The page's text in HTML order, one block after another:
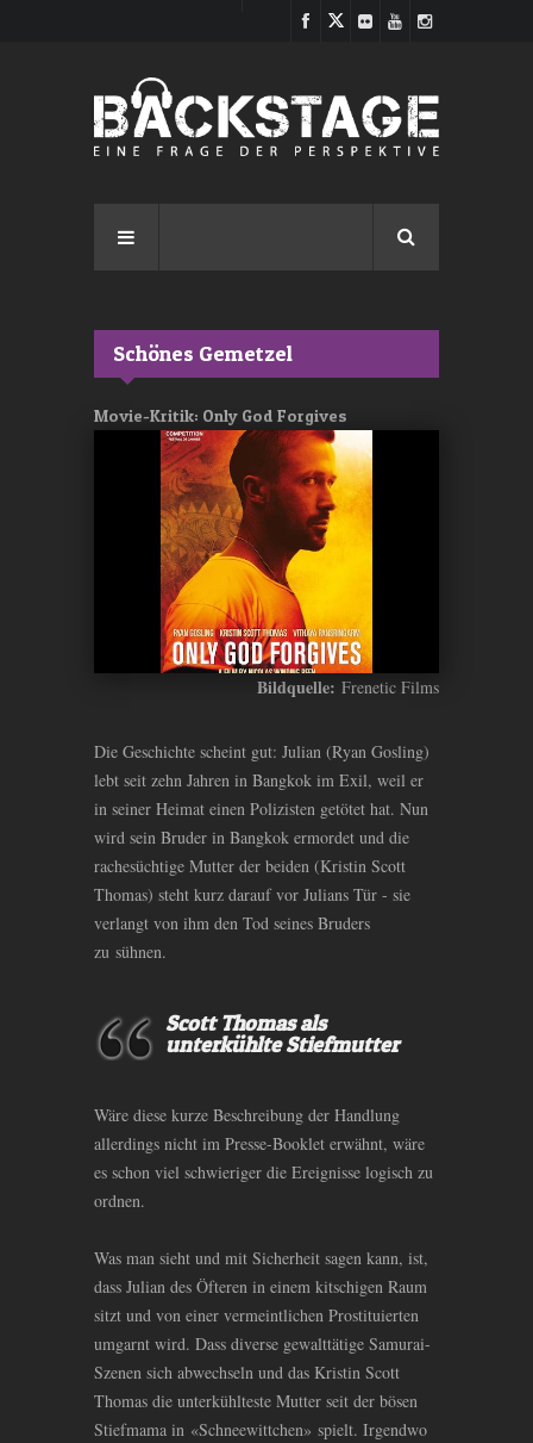
Schönes Gemetzel
Movie-Kritik: Only God Forgives
Bildquelle: Frenetic Films
Die Geschichte scheint gut: Julian (Ryan Gosling)
lebt seit zehn Jahren in Bangkok im Exil, weil er
in seiner Heimat einen Polizisten getötet hat. Nun
wird sein Bruder in Bangkok ermordet und die
rachesüchtige Mutter der beiden (Kristin Scott
Thomas) steht kurz darauf vor Julians Tür - sie
verlangt von ihm den Tod seines Bruders
zu sühnen.
Scott Thomas als
unterkühlte Stiefmutter
Wäre diese kurze Beschreibung der Handlung
allerdings nicht im Presse-Booklet erwähnt, wäre
es schon viel schwieriger die Ereignisse logisch zu
ordnen.
Was man sieht und mit Sicherheit sagen kann, ist,
dass Julian des Öfteren in einem kitschigen Raum
sitzt und von einer vermeintlichen Prostituierten
umgarnt wird. Dass diverse gewalttätige Samurai-
Szenen sich abwechseln und das Kristin Scott
Thomas die unterkühlteste Mutter seit der bösen
Stiefmama in «Schneewittchen» spielt. Irgendwo